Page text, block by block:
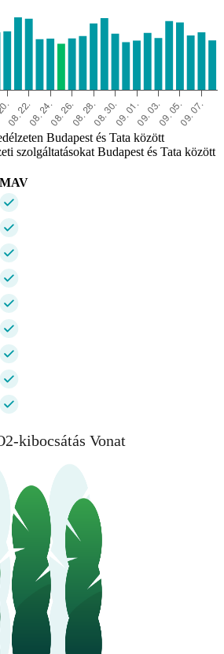
Budapest és Tata között
szolgáltatásokat Budapest és Tata között
MAV
kibocsátás Vonat